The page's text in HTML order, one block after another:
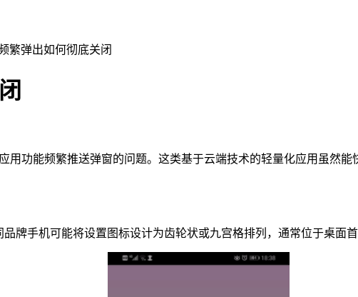
繁弹出如何彻底关闭
用功能频繁推送弹窗的问题。这类基于云端技术的轻量化应用虽然
牌手机可能将设置图标设计为齿轮状或九宫格排列，通常位于桌面首